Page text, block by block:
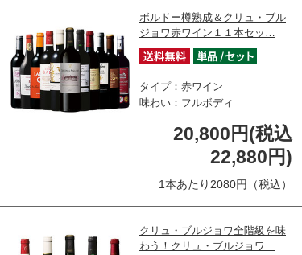
ボルドー樽熟成＆クリュ・ブル
ジョワ赤ワイン１１本セッ…
タイプ：赤ワイン
味わい：フルボディ
20,800円(税込
22,880円)
1本あたり2080円（税込）
クリュ・ブルジョワ全階級を味
わう！クリュ・ブルジョワ…